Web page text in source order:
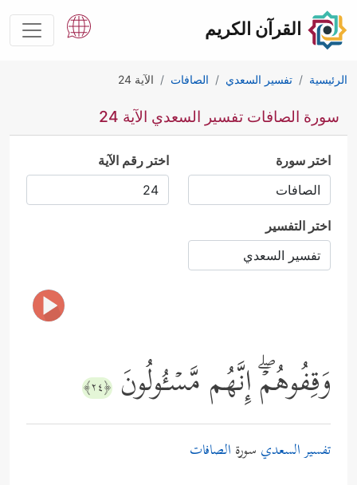
القرآن الكريم
الرئيسية تفسير السعدي الصافات الآية 24
سورة الصافات تفسير السعدي الآية 24
اختر سورة اختر رقم الآية
اختر التفسير
وَقِفُوهُمۡۖ إِنَّهُم مَّسۡـُٔولُونَ ﴿٢٤﴾
تفسير السعدي سورة الصافات